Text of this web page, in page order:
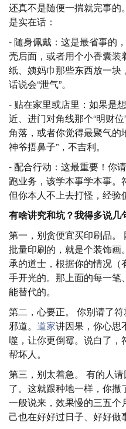
还真不是随便一揣就完事
是实在话：
- 随身佩戴：这是最省事的
壳后面，或者用个小香囊装
纸、姨妈巾那些东西放一
话说会“泄气”。
- 贴在家里或店里：如果是
近、进门对角线那个“明财
角落，或者你觉得最聚气的
神爷捂鼻子”，不吉利。
- 配合行动：这最重要！你
跑业务，该学本事学本事。
但你本人不上去打怪，经验
有啥讲究和坑？我得多说几
第一，别贪便宜买印刷品。
批量印刷的，就是个装饰
承的道士，根据你的情况
手开光的。那上面的每一笔
能替代的。
第二，心要正。 你别请了
邪道。 道家讲因果，你心思
噬，让你更倒霉。说白了，
帮坏人。
第三，别太着急。 有的人
了。这就跟种地一样，你撒
一般说来，效果慢的三五个
己也在好好过日子、好好做